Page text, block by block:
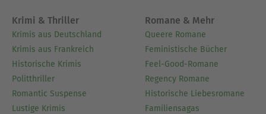
Krimi & Thriller
Krimis aus Deutschland
Krimis aus Frankreich
Historische Krimis
Politthriller
Romantic Suspense
Lustige Krimis
Romane & Mehr
Queere Romane
Feministische Bücher
Feel-Good-Romane
Regency Romane
Historische Liebesromane
Familiensagas